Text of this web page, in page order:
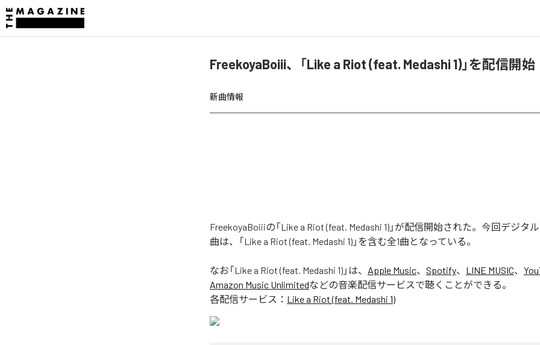
FreekoyaBoiii、「Like a Riot (feat. Medashi 1)」を配信開始
新曲情報
FreekoyaBoiiiの「Like a Riot (feat. Medashi 1)」が配信開始された。今回デジタ
曲は、「Like a Riot (feat. Medashi 1)」を含む全1曲となっている。
なお「Like a Riot (feat. Medashi 1) 」は、 Apple Music、 Spotify、 LINE MUSIC、
Amazon Music Unlimitedなどの音楽配信サービスで聴くことができる。
各配信サービス： Like a Riot (feat. Medashi 1)